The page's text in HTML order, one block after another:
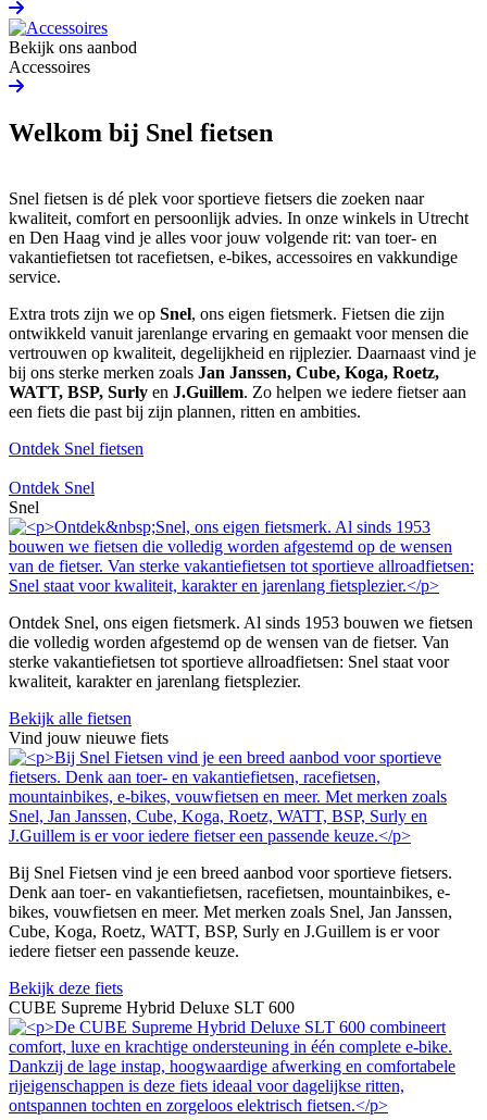
Bekijk ons aanbod
Accessoires
Welkom bij Snel fietsen
Snel fietsen is dé plek voor sportieve fietsers die zoeken naar
kwaliteit, comfort en persoonlijk advies. In onze winkels in Utrecht
en Den Haag vind je alles voor jouw volgende rit: van toer- en
vakantiefietsen tot racefietsen, e-bikes, accessoires en vakkundige
service.
Extra trots zijn we op Snel, ons eigen fietsmerk. Fietsen die zijn
ontwikkeld vanuit jarenlange ervaring en gemaakt voor mensen die
vertrouwen op kwaliteit, degelijkheid en rijplezier. Daarnaast vind je
bij ons sterke merken zoals Jan Janssen, Cube, Koga, Roetz,
WATT, BSP, Surly en J.Guillem. Zo helpen we iedere fietser aan
een fiets die past bij zijn plannen, ritten en ambities.
Ontdek Snel fietsen
Ontdek Snel
Snel
Ontdek Snel, ons eigen fietsmerk. Al sinds 1953 bouwen we fietsen
die volledig worden afgestemd op de wensen van de fietser. Van
sterke vakantiefietsen tot sportieve allroadfietsen: Snel staat voor
kwaliteit, karakter en jarenlang fietsplezier.
Bekijk alle fietsen
Vind jouw nieuwe fiets
Bij Snel Fietsen vind je een breed aanbod voor sportieve fietsers.
Denk aan toer- en vakantiefietsen, racefietsen, mountainbikes, e-
bikes, vouwfietsen en meer. Met merken zoals Snel, Jan Janssen,
Cube, Koga, Roetz, WATT, BSP, Surly en J.Guillem is er voor
iedere fietser een passende keuze.
Bekijk deze fiets
CUBE Supreme Hybrid Deluxe SLT 600